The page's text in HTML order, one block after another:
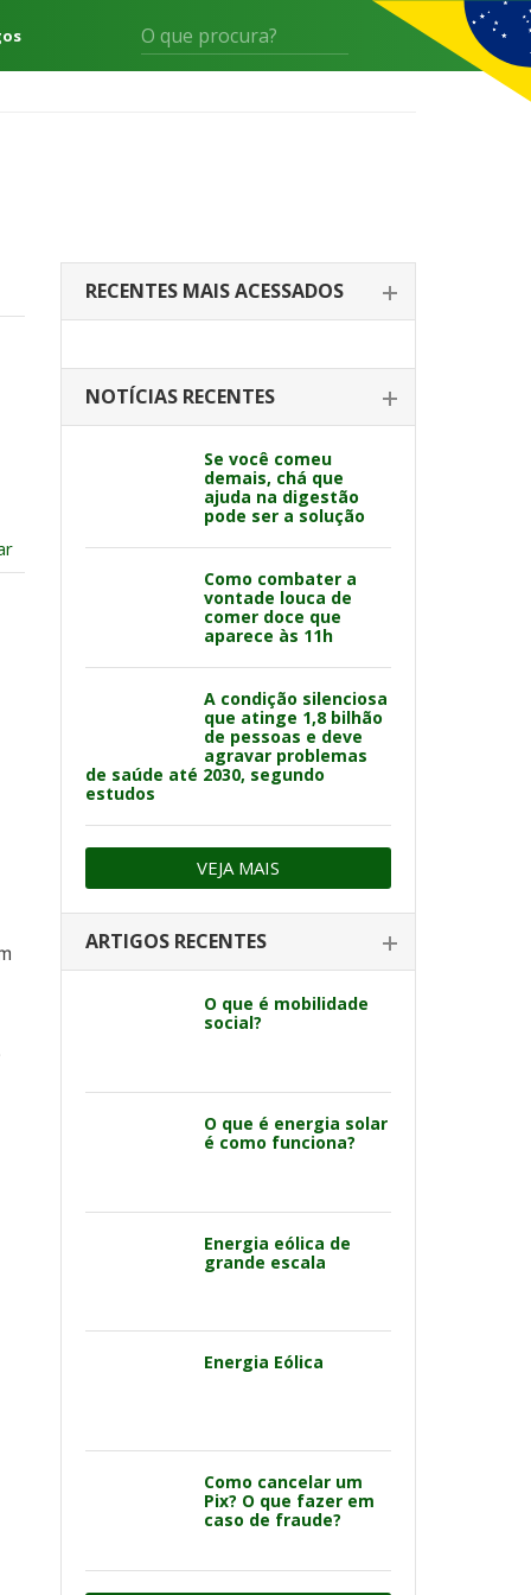
RECENTES MAIS ACESSADOS
NOTÍCIAS RECENTES
Se você comeu
demais, chá que
ajuda na digestão
pode ser a solução
Como combater a
vontade louca de
comer doce que
aparece às 11h
A condição silenciosa
que atinge 1,8 bilhão
de pessoas e deve
agravar problemas
de saúde até 2030, segundo
estudos
VEJA MAIS
ARTIGOS RECENTES
O que é mobilidade
social?
O que é energia solar
é como funciona?
Energia eólica de
grande escala
Energia Eólica
Como cancelar um
Pix? O que fazer em
caso de fraude?